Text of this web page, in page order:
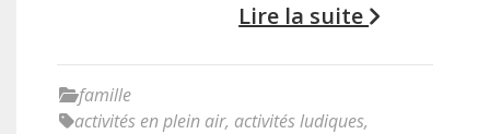
Lire la suite
famille
activités en plein air, activités ludiques,